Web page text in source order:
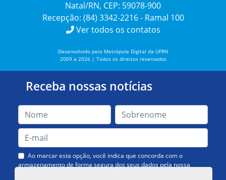
Natal/RN, CEP: 59078-900
Recepção: (84) 3342-2216 - Ramal 100
Ver todos os contatos
Desenvolvido pelo Metrópole Digital da UFRN
2009 a 2026 | Todos os direitos reservados
Receba nossas notícias
Ao marcar esta opção, você indica que concorda com o
armazenamento de forma segura dos seus dados pela nossa